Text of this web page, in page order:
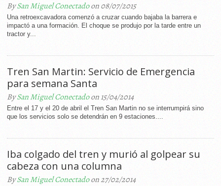
BySan Miguel Conectadoon 08/07/2015
Una retroexcavadora comenzó a cruzar cuando bajaba la barrera e
impactó a una formación. El choque se produjo por la tarde entre un
tractor y...
Tren San Martin: Servicio de Emergencia
para semana Santa
BySan Miguel Conectadoon 15/04/2014
Entre el 17 y el 20 de abril el Tren San Martin no se interrumpirá sino
que los servicios solo se detendrán en 9 estaciones....
Iba colgado del tren y murió al golpear su
cabeza con una columna
BySan Miguel Conectadoon 27/02/2014